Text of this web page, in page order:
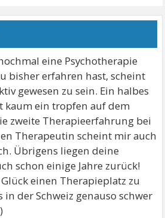
eine Psychotherapie
bisher erfahren hast, scheint
gewesen zu sein. Ein halbes
kaum ein tropfen auf dem
zweite Therapieerfahrung bei
Therapeutin scheint mir auch
Übrigens liegen deine
schon einige Jahre zurück!
einen Therapieplatz zu
in der Schweiz genauso schwer